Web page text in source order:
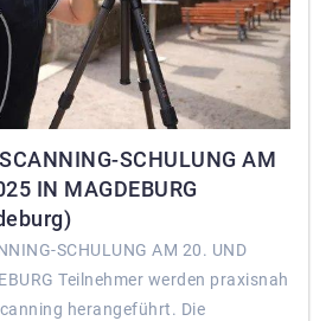
SCHULUNG AM
IN MAGDEBURG
SCHULUNG AM 20. UND
Teilnehmer werden praxisnah
herangeführt. Die